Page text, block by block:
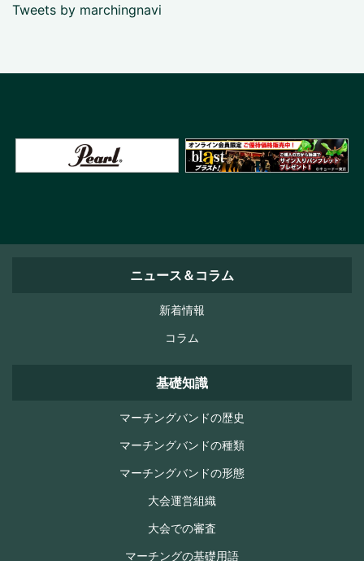
Tweets by marchingnavi
ニュース＆コラム
新着情報
コラム
基礎知識
マーチングバンドの歴史
マーチングバンドの種類
マーチングバンドの形態
大会運営組織
大会での審査
マーチングの基礎用語